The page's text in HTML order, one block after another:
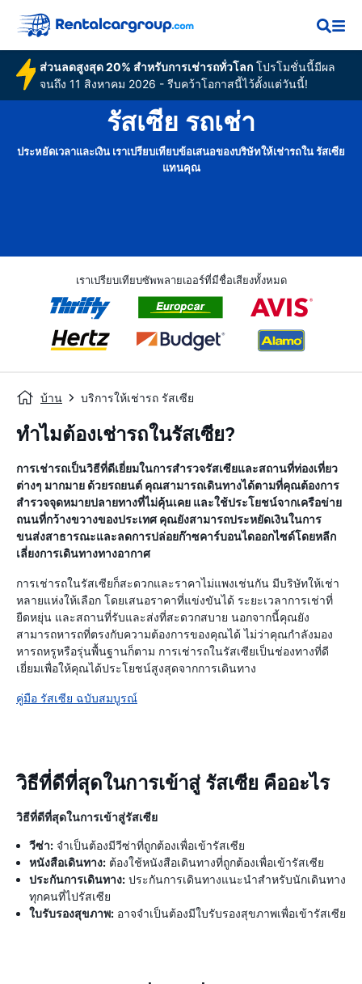
ส่วนลดสูงสุด 20% สำหรับการเช่ารถทั่วโลกโปรโมชั่นนี้มีผล
จนถึง 11 สิงหาคม 2026 - รีบคว้าโอกาสนี้ไว้ตั้งแต่วันนี้!
รัสเซีย รถเช่า
ประหยัดเวลาและเงิน เราเปรียบเทียบข้อเสนอของบริษัทให้เช่ารถใน รัสเซีย
แทนคุณ
เราเปรียบเทียบซัพพลายเออร์ที่มีชื่อเสียงทั้งหมด
บ้าน บริการให้เช่ารถ รัสเซีย
ทำไมต้องเช่ารถในรัสเซีย?
การเช่ารถเป็นวิธีที่ดีเยี่ยมในการสำรวจรัสเซียและสถานที่ท่องเที่ยว
ต่างๆ มากมาย ด้วยรถยนต์ คุณสามารถเดินทางได้ตามที่คุณต้องการ
สำรวจจุดหมายปลายทางที่ไม่คุ้นเคย และใช้ประโยชน์จากเครือข่าย
ถนนที่กว้างขวางของประเทศ คุณยังสามารถประหยัดเงินในการ
ขนส่งสาธารณะและลดการปล่อยก๊าซคาร์บอนไดออกไซด์โดยหลีก
เลี่ยงการเดินทางทางอากาศ
การเช่ารถในรัสเซียก็สะดวกและราคาไม่แพงเช่นกัน มีบริษัทให้เช่า
หลายแห่งให้เลือก โดยเสนอราคาที่แข่งขันได้ ระยะเวลาการเช่าที่
ยืดหยุ่น และสถานที่รับและส่งที่สะดวกสบาย นอกจากนี้คุณยัง
สามารถหารถที่ตรงกับความต้องการของคุณได้ ไม่ว่าคุณกำลังมอง
หารถหรูหรือรุ่นพื้นฐานก็ตาม การเช่ารถในรัสเซียเป็นช่องทางที่ดี
เยี่ยมเพื่อให้คุณได้ประโยชน์สูงสุดจากการเดินทาง
คู่มือ รัสเซีย ฉบับสมบูรณ์
วิธีที่ดีที่สุดในการเข้าสู่ รัสเซีย คืออะไร
วิธีที่ดีที่สุดในการเข้าสู่รัสเซีย
วีซ่า: จำเป็นต้องมีวีซ่าที่ถูกต้องเพื่อเข้ารัสเซีย
หนังสือเดินทาง: ต้องใช้หนังสือเดินทางที่ถูกต้องเพื่อเข้ารัสเซีย
ประกันการเดินทาง: ประกันการเดินทางแนะนำสำหรับนักเดินทาง
ทุกคนที่ไปรัสเซีย
ใบรับรองสุขภาพ: อาจจำเป็นต้องมีใบรับรองสุขภาพเพื่อเข้ารัสเซีย